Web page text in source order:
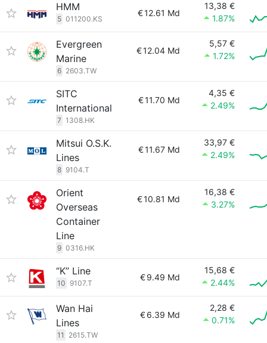
HMM
5 011200.KS
€12.61 Md
13,38 €
1.87%
Evergreen
Marine
6 2603.TW
€12.04 Md
5,57 €
1.72%
SITC
International
7 1308.HK
€11.70 Md
4,35 €
2.49%
Mitsui O.S.K.
Lines
8 9104.T
€11.67 Md
33,97 €
2.49%
Orient
Overseas
Container
Line
9 0316.HK
€10.81 Md
16,38 €
3.27%
“K” Line
10 9107.T
€9.49 Md
15,68 €
2.44%
Wan Hai
Lines
11 2615.TW
€6.39 Md
2,28 €
0.71%